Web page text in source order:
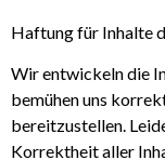
Haftung für Inhalte
Wir entwickeln die
bemühen uns
bereitzustellen.
Korrektheit aller